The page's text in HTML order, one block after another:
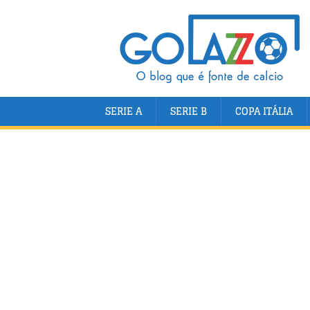
SERIE A SERIE B COPA ITÁLIA